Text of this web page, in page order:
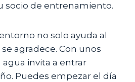
socio de entrenamiento.
no solo ayuda al
agradece. Con unos
agua invita a entrar
Puedes empezar el día